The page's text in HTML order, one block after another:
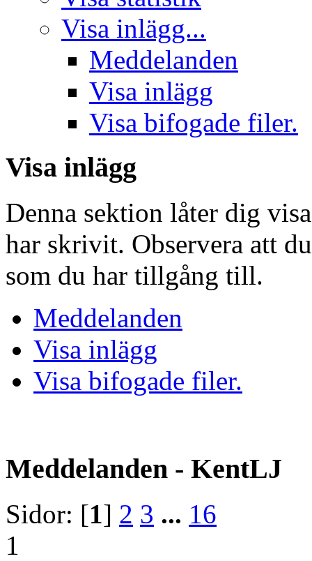
Visa inlägg...
Meddelanden
Visa inlägg
Visa bifogade filer.
Visa inlägg
Denna sektion låter dig
har skrivit. Observera att
som du har tillgång till.
Meddelanden
Visa inlägg
Visa bifogade filer.
Meddelanden - KentLJ
Sidor: [1] 2 3 ... 16
1